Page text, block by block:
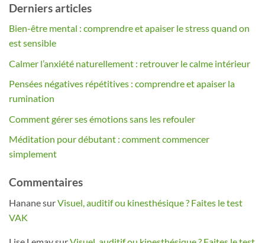
Derniers articles
Bien-être mental : comprendre et apaiser le stress quand on
est sensible
Calmer l’anxiété naturellement : retrouver le calme intérieur
Pensées négatives répétitives : comprendre et apaiser la
rumination
Comment gérer ses émotions sans les refouler
Méditation pour débutant : comment commencer
simplement
Commentaires
HananesurVisuel, auditif ou kinesthésique ? Faites le test
VAK